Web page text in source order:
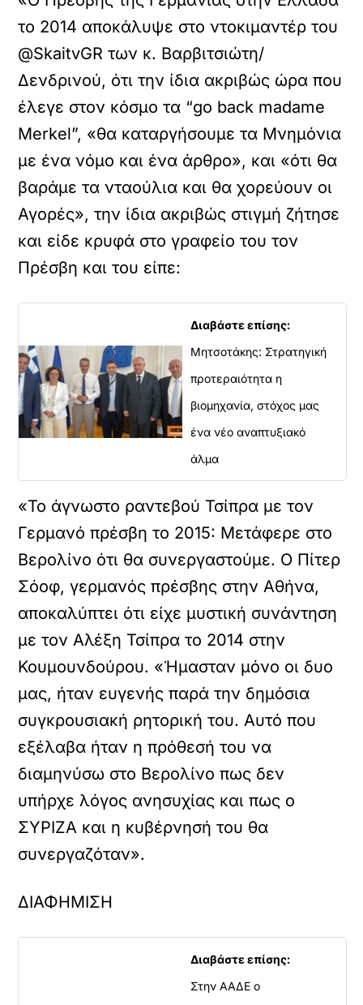
το 2014 αποκάλυψε στο ντοκιμαντέρ του
@SkaitvGR των κ. Βαρβιτσιώτη/
Δενδρινού, ότι την ίδια ακριβώς ώρα που
έλεγε στον κόσμο τα “go back madame
Merkel”, «θα καταργήσουμε τα Μνημόνια
με ένα νόμο και ένα άρθρο», και «ότι θα
βαράμε τα νταούλια και θα χορεύουν οι
Αγορές», την ίδια ακριβώς στιγμή ζήτησε
και είδε κρυφά στο γραφείο του τον
Πρέσβη και του είπε:
Διαβάστε επίσης:
Μητσοτάκης: Στρατηγική
προτεραιότητα η
βιομηχανία, στόχος μας
ένα νέο αναπτυξιακό
άλμα
«Το άγνωστο ραντεβού Τσίπρα με τον
Γερμανό πρέσβη το 2015: Μετάφερε στο
Βερολίνο ότι θα συνεργαστούμε. Ο Πίτερ
Σόοφ, γερμανός πρέσβης στην Αθήνα,
αποκαλύπτει ότι είχε μυστική συνάντηση
με τον Αλέξη Τσίπρα το 2014 στην
Κουμουνδούρου. «Ήμασταν μόνο οι δυο
μας, ήταν ευγενής παρά την δημόσια
συγκρουσιακή ρητορική του. Αυτό που
εξέλαβα ήταν η πρόθεσή του να
διαμηνύσω στο Βερολίνο πως δεν
υπήρχε λόγος ανησυχίας και πως ο
ΣΥΡΙΖΑ και η κυβέρνησή του θα
συνεργαζόταν».
ΔΙΑΦΗΜΙΣΗ
Διαβάστε επίσης:
Στην ΑΑΔΕ ο